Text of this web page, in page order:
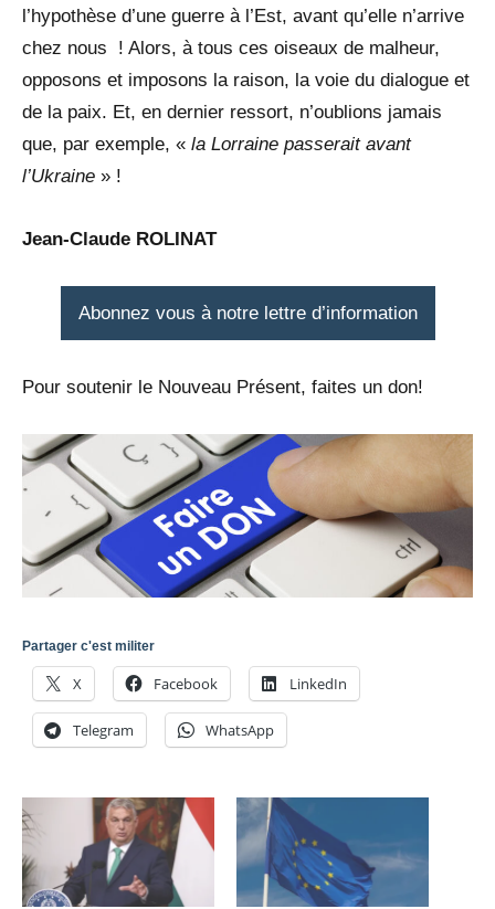
l’hypothèse d’une guerre à l’Est, avant qu’elle n’arrive
chez nous ! Alors, à tous ces oiseaux de malheur,
opposons et imposons la raison, la voie du dialogue et
de la paix. Et, en dernier ressort, n’oublions jamais
que, par exemple, « la Lorraine passerait avant
l’Ukraine » !
Jean-Claude ROLINAT
Abonnez vous à notre lettre d’information
Pour soutenir le Nouveau Présent, faites un don!
Partager c'est militer
X Facebook LinkedIn
Telegram WhatsApp